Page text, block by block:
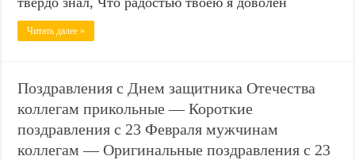
Читать далее »
Поздравления с Днем защитника Отечества
коллегам прикольные — Короткие
поздравления с 23 Февраля мужчинам
коллегам — Оригинальные поздравления с 23